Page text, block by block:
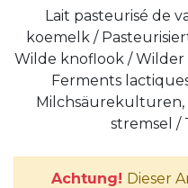
Lait pasteurisé de
koemelk /
Wilde knoflook / Wilder
Ferments
Milchsäurekulturen,
stremsel /
Achtung! Dieser